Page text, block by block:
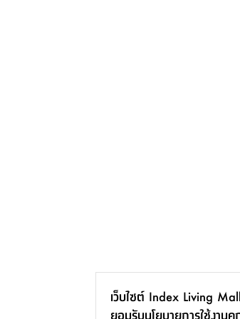
เว็บไซต์ Index Living
ยอมรับนโยบายการใช้งาน